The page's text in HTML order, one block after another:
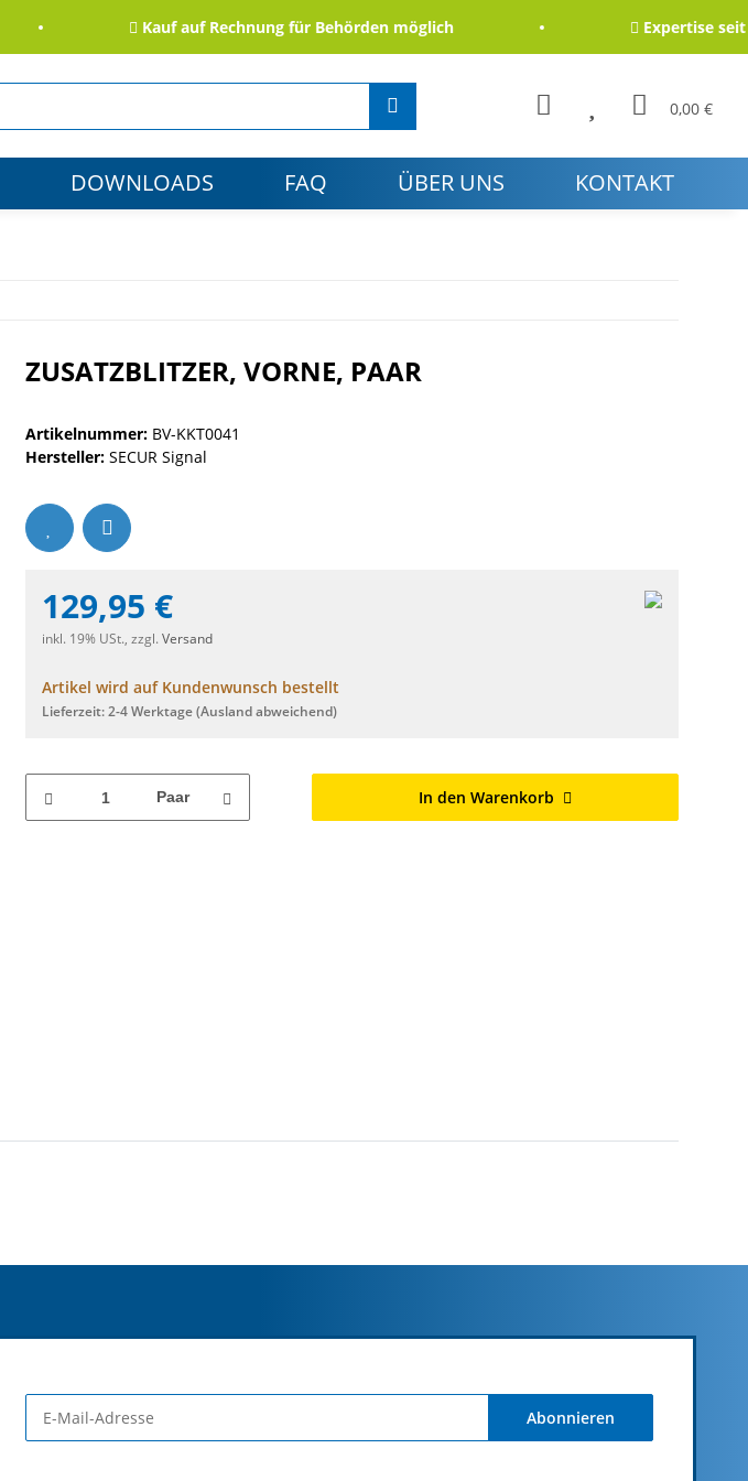
Kauf auf Rechnung für Behörden möglich Expertise seit
0,00 €
DOWNLOADS FAQ ÜBER UNS KONTAKT
ZUSATZBLITZER, VORNE, PAAR
Artikelnummer: BV-KKT0041
Hersteller: SECUR Signal
129,95 €
inkl. 19% USt., zzgl. Versand
Artikel wird auf Kundenwunsch bestellt
Lieferzeit:2-4 Werktage(Ausland abweichend)
Paar In den Warenkorb
Abonnieren